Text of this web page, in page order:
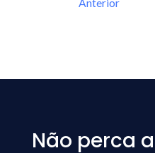
Anterior
Não perca